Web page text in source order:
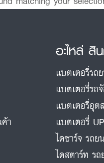
า
อะไหล่ สิ
แบตเตอรี่รถ
แบตเตอรี่รถ
แบตเตอรี่อุต
แบตเตอรี่
ไดชาร์จ รถย
ไดสตาร์ท ร